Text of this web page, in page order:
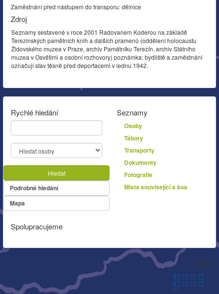
Zaměstnání před nástupem do transporu: dělnice
Zdroj
Seznamy sestavené v roce 2001 Radovanem Koderou na základě
Terezínských pamětních knih a dalších pramenů (oddělení holocaustu
Židovského muzea v Praze, archiv Památníku Terezín, archiv Státního
muzea v Osvětimi a osobní rozhovory) poznámka: bydliště a zaměstnání
označují stav těsně před deportacemi v lednu 1942.
Rychlé hledání
Hledat
Podrobné hledání
Mapa
Seznamy
Osoby
Tábory
Transporty
Dokumenty
Fotografie
Místa související s šoa
Spolupracujeme
Autor